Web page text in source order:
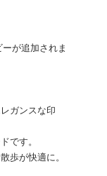
が追加されま
ガンスな印
です。
歩が快適に。